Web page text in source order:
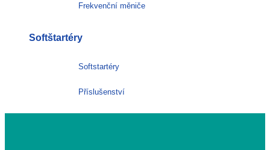
Frekvenční měniče
Softštartéry
Softstartéry
Příslušenství